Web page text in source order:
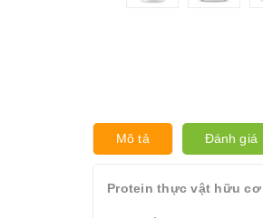
Mô tả Đánh giá
Protein thực vật hữu cơ